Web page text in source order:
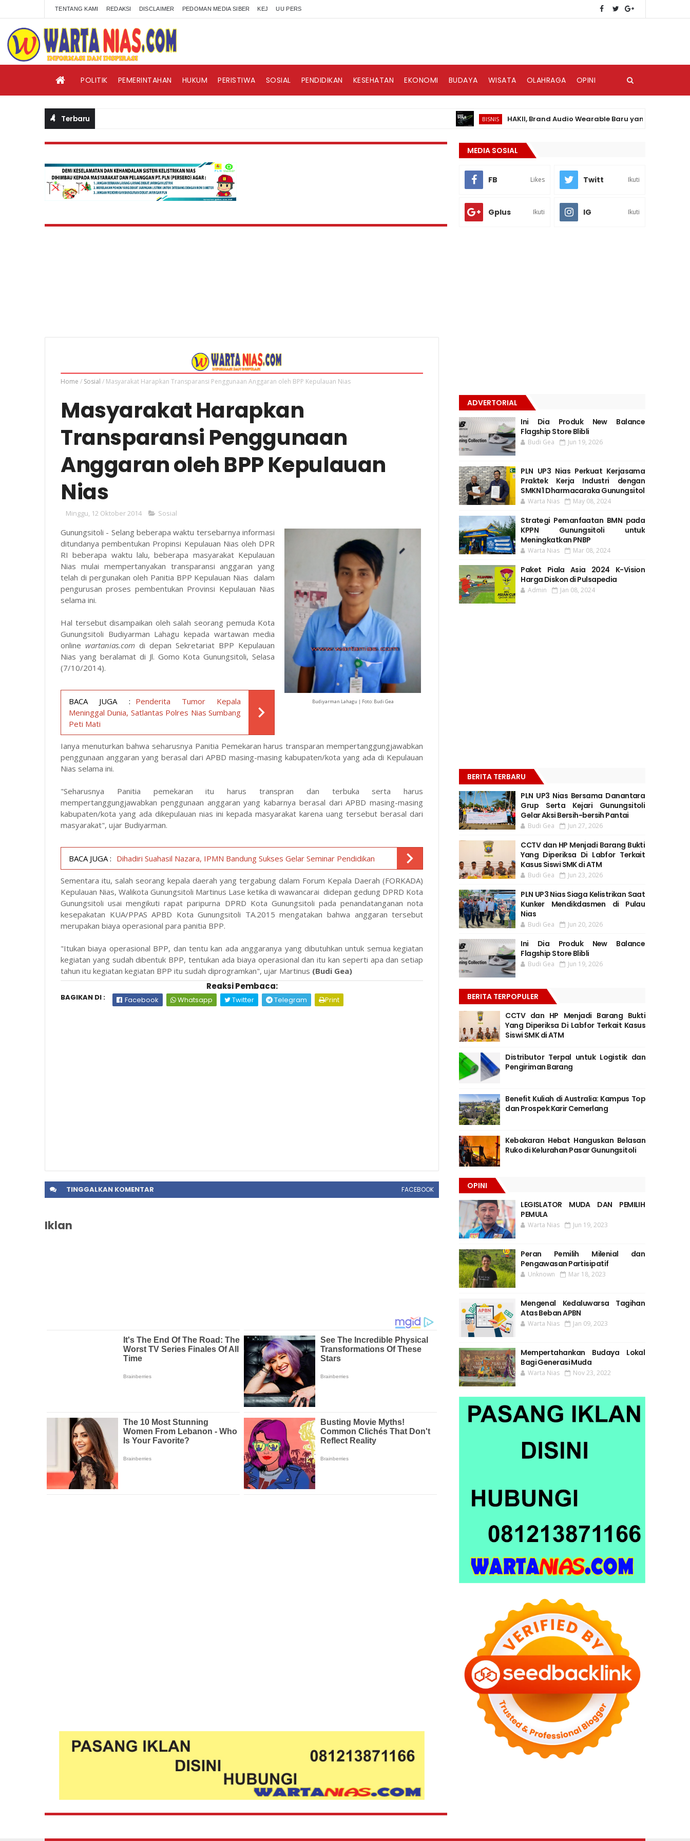
TENTANG KAMI REDAKSI DISCLAIMER PEDOMAN MEDIA SIBER KEJ UU PERS
POLITIK PEMERINTAHAN HUKUM PERISTIWA SOSIAL PENDIDIKAN KESEHATAN EKONOMI BUDAYA WISATA OLAHRAGA OPINI
Terbaru BISNIS HAKII, Brand Audio Wearable Baru yang Hadir di Pasar
Home / Sosial / Masyarakat Harapkan Transparansi Penggunaan Anggaran oleh BPP Kepulauan Nias
Masyarakat Harapkan
Transparansi Penggunaan
Anggaran oleh BPP Kepulauan
Nias
Minggu, 12 Oktober 2014 Sosial
Budiyarman Lahagu | Foto: Budi Gea
Gunungsitoli - Selang beberapa waktu tersebarnya informasi
ditundanya pembentukan Propinsi Kepulauan Nias oleh DPR
RI beberapa waktu lalu, beberapa masyarakat Kepulauan
Nias mulai mempertanyakan transparansi anggaran yang
telah di pergunakan oleh Panitia BPP Kepulauan Nias dalam
pengurusan proses pembentukan Provinsi Kepulauan Nias
selama ini.
Hal tersebut disampaikan oleh salah seorang pemuda Kota
Gunungsitoli Budiyarman Lahagu kepada wartawan media
online wartanias.comdi depan Sekretariat BPP Kepulauan
Nias yang beralamat di Jl. Gomo Kota Gunungsitoli, Selasa
(7/10/2014).
BACA JUGA : Penderita Tumor Kepala
Meninggal Dunia, Satlantas Polres Nias Sumbang
Peti Mati
Ianya menuturkan bahwa seharusnya Panitia Pemekaran harus transparan mempertanggungjawabkan
penggunaan anggaran yang berasal dari APBD masing-masing kabupaten/kota yang ada di Kepulauan
Nias selama ini.
"Seharusnya Panitia pemekaran itu harus transpran dan terbuka serta harus
mempertanggungjawabkan penggunaan anggaran yang kabarnya berasal dari APBD masing-masing
kabupaten/kota yang ada dikepulauan nias ini kepada masyarakat karena uang tersebut berasal dari
masyarakat", ujar Budiyarman.
BACA JUGA : Dihadiri Suahasil Nazara, IPMN Bandung Sukses Gelar Seminar Pendidikan
Sementara itu, salah seorang kepala daerah yang tergabung dalam Forum Kepala Daerah (FORKADA)
Kepulauan Nias, Walikota Gunungsitoli Martinus Lase ketika di wawancarai didepan gedung DPRD Kota
Gunungsitoli usai mengikuti rapat paripurna DPRD Kota Gunungsitoli pada penandatanganan nota
kesepakatan KUA/PPAS APBD Kota Gunungsitoli TA.2015 mengatakan bahwa anggaran tersebut
merupakan biaya operasional para panitia BPP.
"Itukan biaya operasional BPP, dan tentu kan ada anggaranya yang dibutuhkan untuk semua kegiatan
kegiatan yang sudah dibentuk BPP, tentukan ada biaya operasional dan itu kan seperti apa dan setiap
tahun itu kegiatan kegiatan BPP itu sudah diprogramkan", ujar Martinus (Budi Gea)
Reaksi Pembaca:
BAGIKAN DI : Facebook Whatsapp Twitter Telegram Print
TINGGALKAN KOMENTAR FACEBOOK
Iklan
MEDIA SOSIAL
FB Likes Twitt Ikuti
Gplus Ikuti IG Ikuti
ADVERTORIAL
Ini Dia Produk New Balance
Flagship Store Blibli
Budi Gea Jun 19, 2026
PLN UP3 Nias Perkuat Kerjasama
Praktek Kerja Industri dengan
SMKN 1 Dharmacaraka Gunungsitol
Warta Nias May 08, 2024
Strategi Pemanfaatan BMN pada
KPPN Gunungsitoli untuk
Meningkatkan PNBP
Warta Nias Mar 08, 2024
Paket Piala Asia 2024 K-Vision
Harga Diskon di Pulsapedia
Admin Jan 08, 2024
BERITA TERBARU
PLN UP3 Nias Bersama Danantara
Grup Serta Kejari Gunungsitoli
Gelar Aksi Bersih-bersih Pantai
Budi Gea Jun 27, 2026
CCTV dan HP Menjadi Barang Bukti
Yang Diperiksa Di Labfor Terkait
Kasus Siswi SMK di ATM
Budi Gea Jun 23, 2026
PLN UP3 Nias Siaga Kelistrikan Saat
Kunker Mendikdasmen di Pulau
Nias
Budi Gea Jun 20, 2026
Ini Dia Produk New Balance
Flagship Store Blibli
Budi Gea Jun 19, 2026
BERITA TERPOPULER
CCTV dan HP Menjadi Barang Bukti
Yang Diperiksa Di Labfor Terkait Kasus
Siswi SMK di ATM
Distributor Terpal untuk Logistik dan
Pengiriman Barang
Benefit Kuliah di Australia: Kampus Top
dan Prospek Karir Cemerlang
Kebakaran Hebat Hanguskan Belasan
Ruko di Kelurahan Pasar Gunungsitoli
OPINI
LEGISLATOR MUDA DAN PEMILIH
PEMULA
Warta Nias Jun 19, 2023
Peran Pemilih Milenial dan
Pengawasan Partisipatif
Unknown Mar 18, 2023
Mengenal Kedaluwarsa Tagihan
Atas Beban APBN
Warta Nias Jan 09, 2023
Mempertahankan Budaya Lokal
Bagi Generasi Muda
Warta Nias Nov 23, 2022